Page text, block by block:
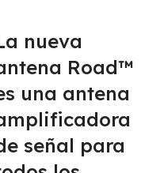
nueva
Road™
una antena
señal para